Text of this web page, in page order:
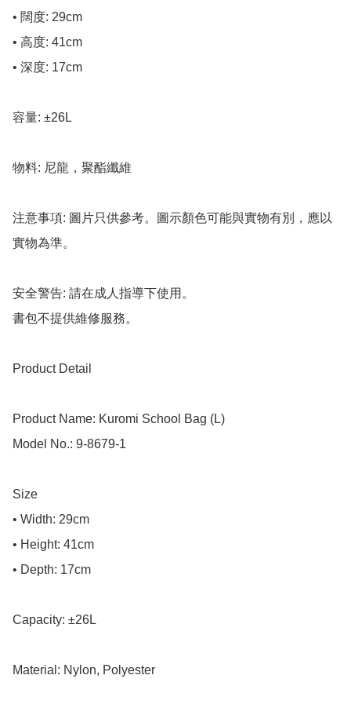
• 闊度: 29cm
• 高度: 41cm
• 深度: 17cm
容量: ±26L
物料: 尼龍，聚酯纖維
注意事項: 圖片只供參考。圖示顏色可能與實物有別，應以
實物為準。
安全警告: 請在成人指導下使用。
書包不提供維修服務。
Product Detail
Product Name: Kuromi School Bag (L)
Model No.: 9-8679-1
Size
• Width: 29cm
• Height: 41cm
• Depth: 17cm
Capacity: ±26L
Material: Nylon, Polyester